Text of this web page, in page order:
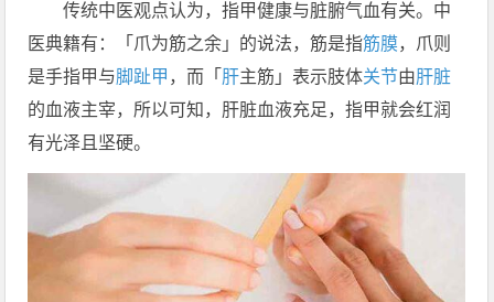
传统中医观点认为，指甲健康与脏腑气血有关。中
医典籍有：「爪为筋之余」的说法，筋是指筋膜，爪则
是手指甲与脚趾甲 ，而「 肝主筋」表示肢体关节由肝脏
的血液主宰，所以可知，肝脏血液充足，指甲就会红润
有光泽且坚硬。